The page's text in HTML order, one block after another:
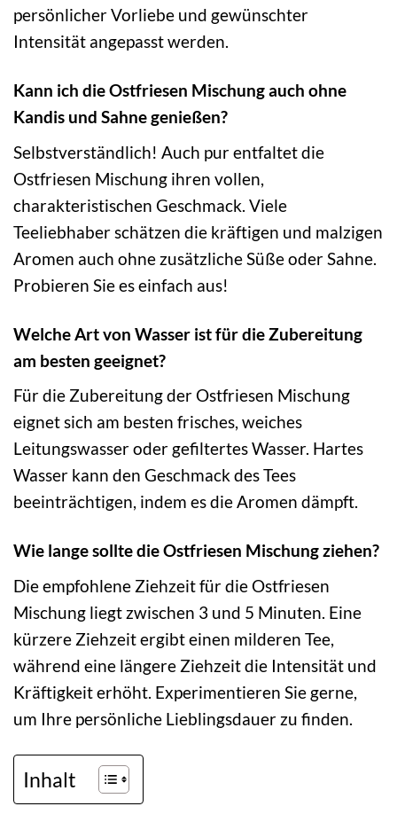
persönlicher Vorliebe und gewünschter
Intensität angepasst werden.
Kann ich die Ostfriesen Mischung auch ohne
Kandis und Sahne genießen?
Selbstverständlich! Auch pur entfaltet die
Ostfriesen Mischung ihren vollen,
charakteristischen Geschmack. Viele
Teeliebhaber schätzen die kräftigen und malzigen
Aromen auch ohne zusätzliche Süße oder Sahne.
Probieren Sie es einfach aus!
Welche Art von Wasser ist für die Zubereitung
am besten geeignet?
Für die Zubereitung der Ostfriesen Mischung
eignet sich am besten frisches, weiches
Leitungswasser oder gefiltertes Wasser. Hartes
Wasser kann den Geschmack des Tees
beeinträchtigen, indem es die Aromen dämpft.
Wie lange sollte die Ostfriesen Mischung ziehen?
Die empfohlene Ziehzeit für die Ostfriesen
Mischung liegt zwischen 3 und 5 Minuten. Eine
kürzere Ziehzeit ergibt einen milderen Tee,
während eine längere Ziehzeit die Intensität und
Kräftigkeit erhöht. Experimentieren Sie gerne,
um Ihre persönliche Lieblingsdauer zu finden.
Inhalt